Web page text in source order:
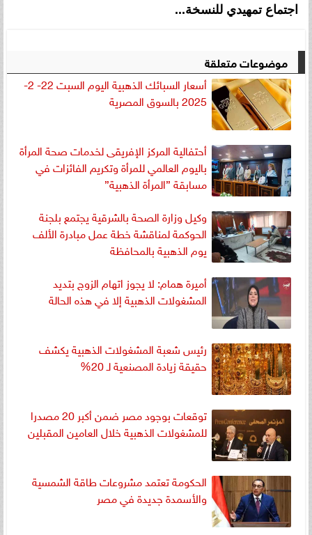
اجتماع تمهيدي للنسخة...
موضوعات متعلقة
أسعار السبائك الذهبية اليوم السبت 22- 2-
2025 بالسوق المصرية
أحتفالية المركز الإفريقى لخدمات صحة المرأة
باليوم العالمي للمرأة وتكريم الفائزات في
مسابقة ”المرأة الذهبية”
وكيل وزارة الصحة بالشرقية يجتمع بلجنة
الحوكمة لمناقشة خطة عمل مبادرة الألف
يوم الذهبية بالمحافظة
أميرة همام: لا يجوز اتهام الزوج بتديد
المشغولات الذهبية إلا في هذه الحالة
رئيس شعبة المشغولات الذهبية يكشف
حقيقة زيادة المصنعية لـ 20%
توقعات بوجود مصر ضمن أكبر 20 مصدرا
للمشغولات الذهبية خلال العامين المقبلين
الحكومة تعتمد مشروعات طاقة الشمسية
والأسمدة جديدة في مصر